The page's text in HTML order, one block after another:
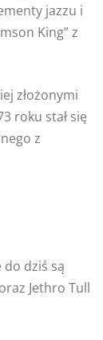
jazzu i
King” z
złożonymi
roku stał się
z
do dziś są
Jethro Tull